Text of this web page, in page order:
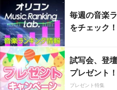
毎週の音楽
をチェック！
試写会、登
プレゼント！
プレゼント特集